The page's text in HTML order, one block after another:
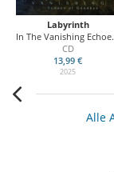
Labyrinth
In The Vanishing Echoes Of Goodbye
CD
13,99 €
2025
Alle